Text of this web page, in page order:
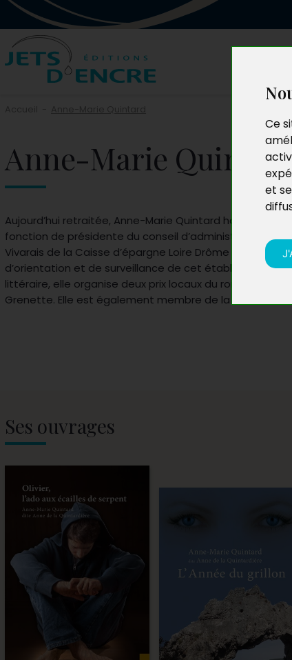
Ce
et
Anne-Marie
Aujourd’hui retraitée, Anne-Marie Quintard habite en
fonction de présidente du conseil d’administration de
Vivarais de la Caisse d’épargne Loire Drôme Ardèche et
d’orientation et de surveillance de cet établissement.
littéraire, elle organise deux prix locaux du roman : le Prix
Grenette. Elle est également membre de la confrérie
Ses ouvrages